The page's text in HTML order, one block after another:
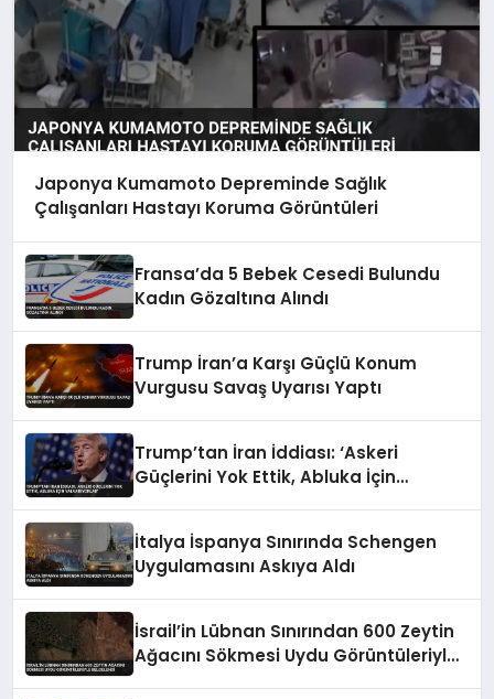
Japonya Kumamoto Depreminde Sağlık
Çalışanları Hastayı Koruma Görüntüleri
Fransa’da 5 Bebek Cesedi Bulundu
Kadın Gözaltına Alındı
Trump İran’a Karşı Güçlü Konum
Vurgusu Savaş Uyarısı Yaptı
Trump’tan İran İddiası: ‘Askeri
Güçlerini Yok Ettik, Abluka İçin
İtalya İspanya Sınırında Schengen
Uygulamasını Askıya Aldı
İsrail’in Lübnan Sınırından 600 Zeytin
Ağacını Sökmesi Uydu Görüntüleriyle